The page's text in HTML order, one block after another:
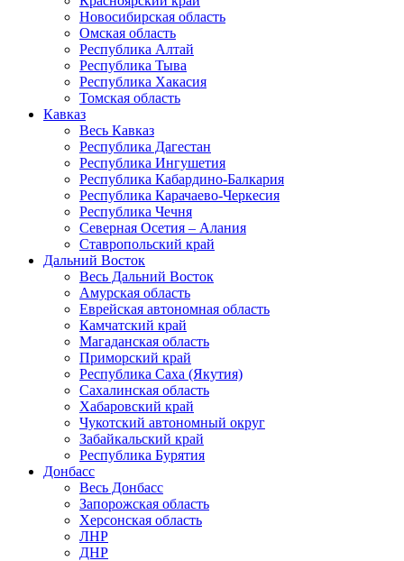
Новосибирская область
Омская область
Республика Алтай
Республика Тыва
Республика Хакасия
Томская область
Кавказ
Весь Кавказ
Республика Дагестан
Республика Ингушетия
Республика Кабардино-Балкария
Республика Карачаево-Черкесия
Республика Чечня
Северная Осетия – Алания
Ставропольский край
Дальний Восток
Весь Дальний Восток
Амурская область
Еврейская автономная область
Камчатский край
Магаданская область
Приморский край
Республика Саха (Якутия)
Сахалинская область
Хабаровский край
Чукотский автономный округ
Забайкальский край
Республика Бурятия
Донбасс
Весь Донбасс
Запорожская область
Херсонская область
ЛНР
ДНР